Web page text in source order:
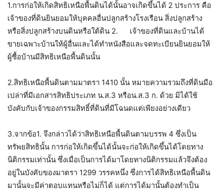
1.การก่อให้เกิดสิทธิเหนือพื้นดินได้นั้นอาจเกิดขึ้นได้ 2 ประการ คือ
เจ้าของที่ดินยินยอมให้บุคคลอื่นปลูกสร้างโรงเรือน สิ่งปลูกสร้าง
หรือสิ่งปลูกสร้างบนดินหรือใต้ดิน 2. เจ้าของที่ดินและบ้านได้
ขายเฉพาะบ้านให้ผู้อื่นและได้ทำหนังสือและจดทะเบียนยินยอมให้
ผู้ซื้อบ้านมีสิทธิเหนือพื้นดินนั้น
2.สิทธิเหนือพื้นดินตามมาตรา 1410 นั้น หมายความรวมถึงที่ดินมือ
เปล่าที่มีเอกสารสิทธิประเภท น.ส.3 หรือน.ส.3 ก. ด้วย มิได้ใช้
บังคับกับเจ้าของกรรมสิทธิ์ที่ดินที่มีโฉนดแต่เพียงอย่างเดียว
3.จากข้อ1. จึงกล่าวได้ว่าสิทธิเหนือพื้นดินตามบรรพ 4 ซึ่งเป็น
ทรัพยสิทธินั้น การก่อให้เกิดขึ้นได้นั้นจะก่อให้เกิดขึ้นได้โดยทาง
นิติกรรมเท่านั้น ซึ่งเมื่อเป็นการได้มาโดยทางนิติกรรมแล้วจึงต้อง
อยู่ในบังคับของมาตรา 1299 วรรคหนึ่ง ซึ่งการได้สิทธิเหนือพื้นดิน
มานั้นจะมีค่าตอบแทนหรือไม่ก็ได้ แต่การได้มานั้นต้องทำเป็น